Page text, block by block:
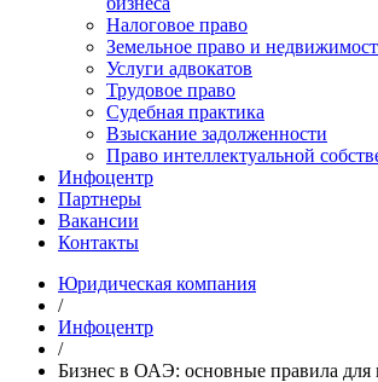
Налоговое право
Земельное право и
Услуги адвокатов
Трудовое право
Судебная практика
Взыскание задолженности
Право интеллектуальной
Инфоцентр
Партнеры
Вакансии
Контакты
Юридическая компания
/
Инфоцентр
/
Бизнес в ОАЭ: основные правила для